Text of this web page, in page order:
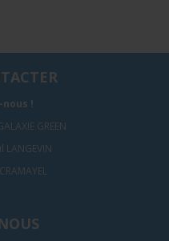
!
GREEN
LANGEVIN